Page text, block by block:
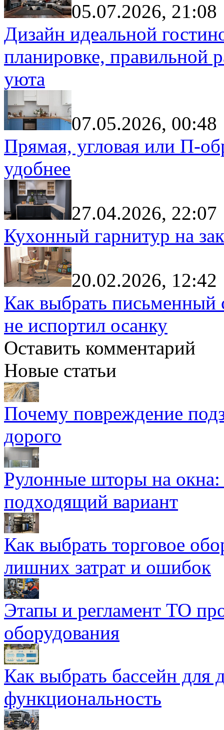
05.07.2026, 21:08
Дизайн идеальной
планировке, правильной
уюта
07.05.2026, 00:48
Прямая, угловая или П-
удобнее
27.04.2026, 22:07
Кухонный гарнитур на
20.02.2026, 12:42
Как выбрать письменный
не испортил осанку
Оставить комментарий
Новые статьи
Почему повреждение
дорого
Рулонные шторы на
подходящий вариант
Как выбрать торговое
лишних затрат и ошибок
Этапы и регламент ТО
оборудования
Как выбрать бассейн для
функциональность